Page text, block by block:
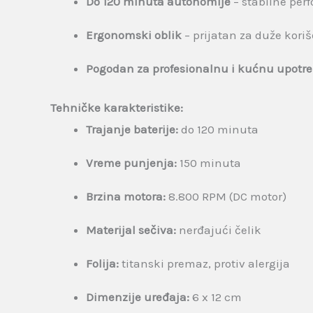
Ergonomski oblik – prijatan za duže
Pogodan za profesionalnu i kućnu
Tehničke karakteristike:
Trajanje baterije: do 120 minuta
Vreme punjenja: 150 minuta
Brzina motora: 8.800 RPM (DC motor)
Materijal sečiva: nerđajući čelik
Folija: titanski premaz, protiv alergija
Dimenzije uređaja: 6 x 12 cm